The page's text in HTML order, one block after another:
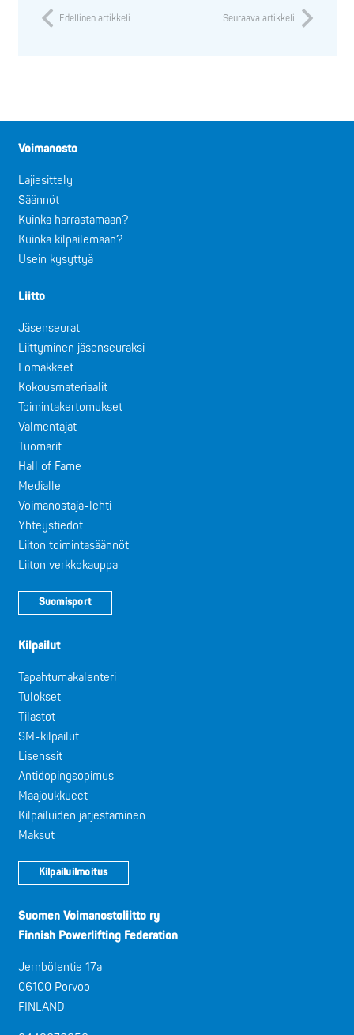
Edellinen artikkeli Seuraava artikkeli
Voimanosto
Lajiesittely
Säännöt
Kuinka harrastamaan?
Kuinka kilpailemaan?
Usein kysyttyä
Liitto
Jäsenseurat
Liittyminen jäsenseuraksi
Lomakkeet
Kokousmateriaalit
Toimintakertomukset
Valmentajat
Tuomarit
Hall of Fame
Medialle
Voimanostaja-lehti
Yhteystiedot
Liiton toimintasäännöt
Liiton verkkokauppa
Suomisport
Kilpailut
Tapahtumakalenteri
Tulokset
Tilastot
SM-kilpailut
Lisenssit
Antidopingsopimus
Maajoukkueet
Kilpailuiden järjestäminen
Maksut
Kilpailuilmoitus
Suomen Voimanostoliitto ry
Finnish Powerlifting Federation
Jernbölentie 17a
06100 Porvoo
FINLAND